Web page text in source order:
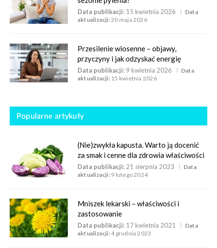
Data publikacji: 15 kwietnia 2026
Data
aktualizacji:20 maja 2026
Przesilenie wiosenne – objawy,
przyczyny i jak odzyskać energię
Data publikacji: 9 kwietnia 2026
Data
aktualizacji: 15 kwietnia 2026
Popularne artykuły
(Nie)zwykła kapusta. Warto ją docenić
za smak i cenne dla zdrowia właściwości
Data publikacji: 21 sierpnia 2023
Data
aktualizacji: 9 lutego 2024
Mniszek lekarski – właściwości i
zastosowanie
Data publikacji: 17 kwietnia 2021
Data
aktualizacji:4 grudnia 2023